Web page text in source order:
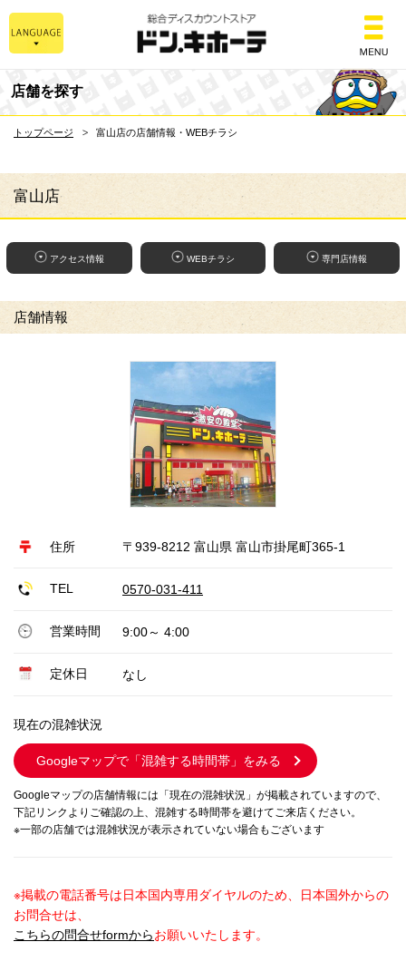
総合ディスカウント
店舗を探す
トップページ 富山店の店舗情報・WEBチラシ
富山店
アクセス情報 WEBチラシ 専門店情報
店舗情報
住所 〒939-8212 富山県 富山市掛尾町365-1
TEL 0570-031-411
営業時間 9:00～ 4:00
定休日 なし
現在の混雑状況
Googleマップで 「混雑する時間帯」をみる
Googleマップの店舗情報には「現在の混雑状況」が掲載されていますので、
下記リンクよりご確認の上、混雑する時間帯を避けてご来店ください。
※一部の店舗では混雑状況が表示されていない場合もございます
※掲載の電話番号は日本国内専用ダイヤルのため、日本国外からの
お問合せは、
こちらの問合せformからお願いいたします。